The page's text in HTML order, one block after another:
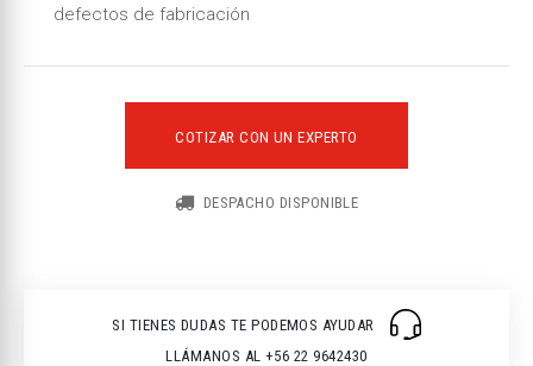
defectos de fabricación
COTIZAR CON UN EXPERTO
DESPACHO DISPONIBLE
SI TIENES DUDAS TE PODEMOS AYUDAR
LLÁMANOS AL +56 22 9642430